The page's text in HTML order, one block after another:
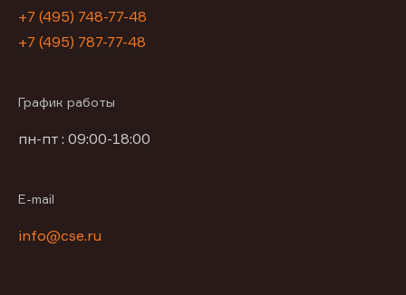
+7 (495) 748-77-48
+7 (495) 787-77-48
График работы
пн-пт : 09:00-18:00
E-mail
info@cse.ru